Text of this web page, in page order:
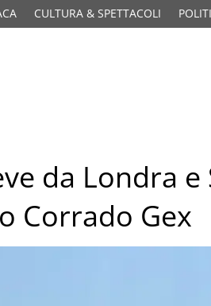
CULTURA & SPETTACOLI
da Londra e
Corrado Gex